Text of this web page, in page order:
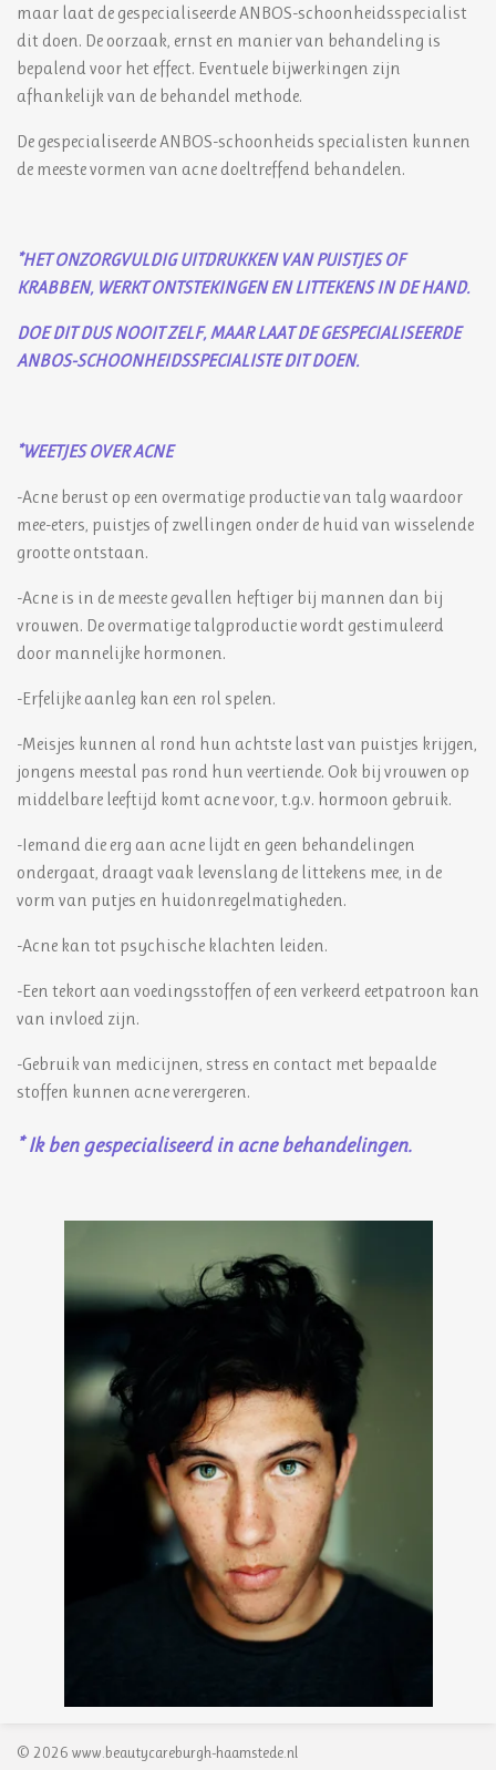
maar laat de gespecialiseerde ANBOS-schoonheidsspecialist
dit doen. De oorzaak, ernst en manier van behandeling is
bepalend voor het effect. Eventuele bijwerkingen zijn
afhankelijk van de behandel methode.
De gespecialiseerde ANBOS-schoonheids specialisten kunnen
de meeste vormen van acne doeltreffend behandelen.
*HET ONZORGVULDIG UITDRUKKEN VAN PUISTJES OF
KRABBEN, WERKT ONTSTEKINGEN EN LITTEKENS IN DE HAND.
DOE DIT DUS NOOIT ZELF, MAAR LAAT DE GESPECIALISEERDE
ANBOS-SCHOONHEIDSSPECIALISTE DIT DOEN.
*WEETJES OVER ACNE
-Acne berust op een overmatige productie van talg waardoor
mee-eters, puistjes of zwellingen onder de huid van wisselende
grootte ontstaan.
-Acne is in de meeste gevallen heftiger bij mannen dan bij
vrouwen. De overmatige talgproductie wordt gestimuleerd
door mannelijke hormonen.
-Erfelijke aanleg kan een rol spelen.
-Meisjes kunnen al rond hun achtste last van puistjes krijgen,
jongens meestal pas rond hun veertiende. Ook bij vrouwen op
middelbare leeftijd komt acne voor, t.g.v. hormoon gebruik.
-Iemand die erg aan acne lijdt en geen behandelingen
ondergaat, draagt vaak levenslang de littekens mee, in de
vorm van putjes en huidonregelmatigheden.
-Acne kan tot psychische klachten leiden.
-Een tekort aan voedingsstoffen of een verkeerd eetpatroon kan
van invloed zijn.
-Gebruik van medicijnen, stress en contact met bepaalde
stoffen kunnen acne verergeren.
* Ik ben gespecialiseerd in acne behandelingen.
© 2026 www. beautycareburgh-haamstede.nl